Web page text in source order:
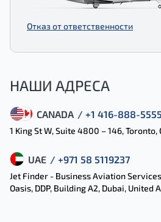
Отказ от ответственности
НАШИ АДРЕСА
CANADA / +1 416-888-
1 King St W, Suite 4800 – 146, Toronto,
UAE / +971 58 5119237
Jet Finder - Business Aviation
Oasis, DDP, Building A2, Dubai, United